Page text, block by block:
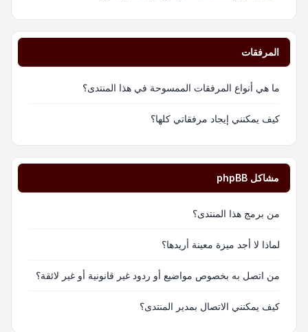
المرفقات
ما هي أنواع المرفقات الممسوحة في هذا المنتدى؟
كيف يمكنني إيجاد مرفقاتي كلها؟
مشاكل phpBB
من برمج هذا المنتدى؟
لماذا لا أجد ميزة معينة أريدها؟
من اتصل به بخصوص مواضيع أو ردود غير قانونية أو غير لائقة؟
كيف يمكنني الاتصال بمدير المنتدى؟